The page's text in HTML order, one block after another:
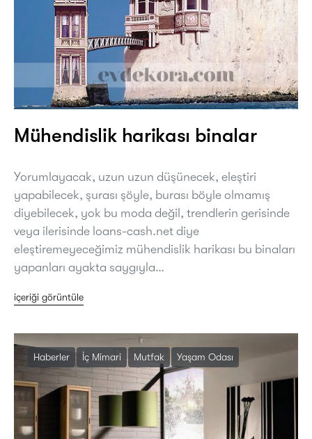
Mühendislik harikası binalar
Yorumlayacak, uzun uzun düşünecek, eleştiri
yapabilecek, şurası şöyle, burası böyle olmamış
diyebilecek, yok bu moda değil, trendlerin gerisinde
veya ilerisinde loans-cash.net diye
eleştiremeyeceğimiz mühendislik harikası bu binaları
yapanları ayakta saygıyla…
içeriği görüntüle
Haberler İç Mimari Mutfak Yaşam Odası